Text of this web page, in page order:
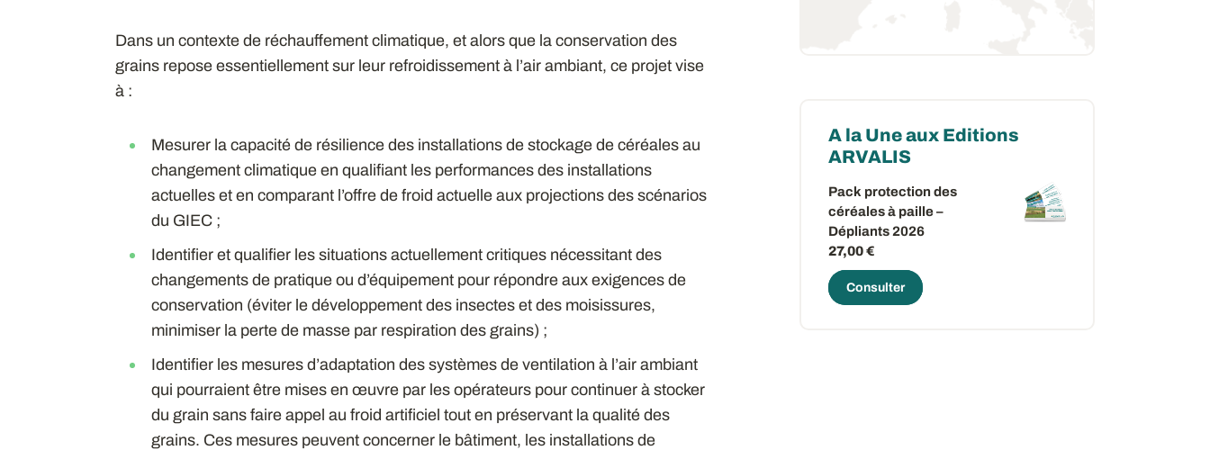
Dans un contexte de réchauffement climatique, et alors que la conservation des
grains repose essentiellement sur leur refroidissement à l’air ambiant, ce projet vise
à :
Mesurer la capacité de résilience des installations de stockage de céréales au
changement climatique en qualifiant les performances des installations
actuelles et en comparant l’offre de froid actuelle aux projections des scénarios
du GIEC ;
Identifier et qualifier les situations actuellement critiques nécessitant des
changements de pratique ou d’équipement pour répondre aux exigences de
conservation (éviter le développement des insectes et des moisissures,
minimiser la perte de masse par respiration des grains) ;
Identifier les mesures d’adaptation des systèmes de ventilation à l’air ambiant
qui pourraient être mises en œuvre par les opérateurs pour continuer à stocker
du grain sans faire appel au froid artificiel tout en préservant la qualité des
grains. Ces mesures peuvent concerner le bâtiment, les installations de
A la Une aux Editions
ARVALIS
Pack protection des
céréales à paille –
Dépliants 2026
27,00 €
Consulter